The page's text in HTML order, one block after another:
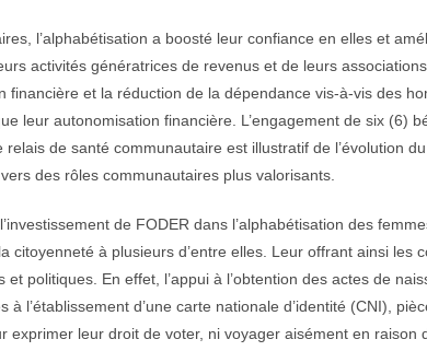
l’alphabétisation a boosté leur confiance en elles et
activités génératrices de revenus et de leurs
financière et la réduction de la dépendance vis-à-vis des
leur autonomisation financière. L’engagement de six (6)
de santé communautaire est illustratif de l’évolution
des rôles communautaires plus valorisants.
de FODER dans l’alphabétisation des
citoyenneté à plusieurs d’entre elles. Leur offrant ainsi les
politiques. En effet, l’appui à l’obtention des actes de
l’établissement d’une carte nationale d’identité (CNI),
exprimer leur droit de voter, ni voyager aisément en raison